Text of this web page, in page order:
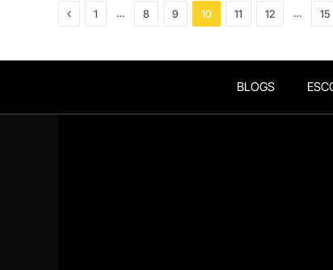
Previous
1 … 8 9 10 11 12 … 15
BLOGS